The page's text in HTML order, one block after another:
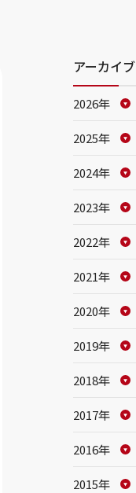
アーカイブ
2026年
2025年
2024年
2023年
2022年
2021年
2020年
2019年
2018年
2017年
2016年
2015年